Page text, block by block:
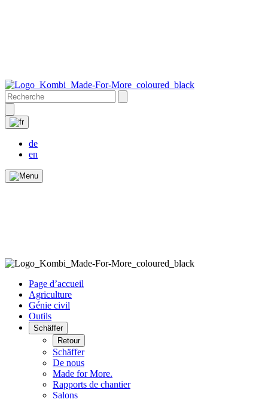
de
en
Page d’accueil
Agriculture
Génie civil
Outils
Schäffer
Retour
Schäffer
De nous
Made for More.
Rapports de chantier
Salons